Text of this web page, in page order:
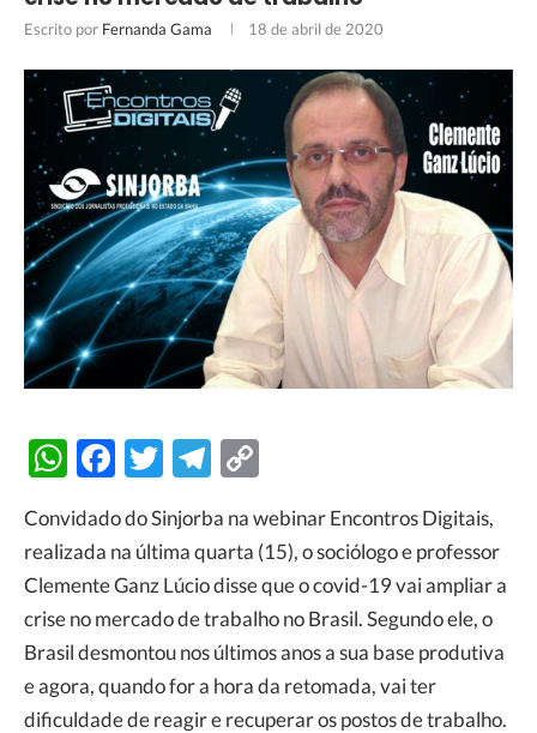
Escrito por Fernanda Gama 18 de abril de 2020
WhatsApp
Facebook
TwitterTelegram
Convidado do Sinjorba na webinar Encontros Digitais,
realizada na última quarta (15), o sociólogo e professor
Clemente Ganz Lúcio disse que o covid-19 vai ampliar a
crise no mercado de trabalho no Brasil. Segundo ele, o
Brasil desmontou nos últimos anos a sua base produtiva
e agora, quando for a hora da retomada, vai ter
dificuldade de reagir e recuperar os postos de trabalho.